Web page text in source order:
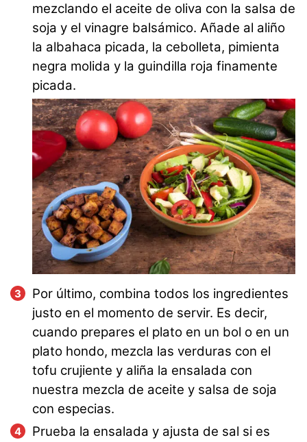
mezclando el aceite de oliva con la salsa de
soja y el vinagre balsámico. Añade al aliño
la albahaca picada, la cebolleta, pimienta
negra molida y la guindilla roja finamente
picada.
Por último, combina todos los ingredientes
justo en el momento de servir. Es decir,
cuando prepares el plato en un bol o en un
plato hondo, mezcla las verduras con el
tofu crujiente y aliña la ensalada con
nuestra mezcla de aceite y salsa de soja
con especias.
Prueba la ensalada y ajusta de sal si es